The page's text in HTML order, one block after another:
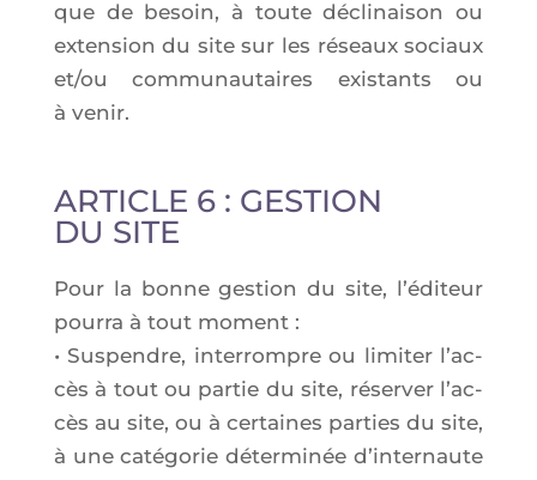
que de besoin, à toute décli­nai­son ou
exten­sion du site sur les réseaux sociaux
et/ou com­mu­nau­taires exis­tants ou
à venir.
ARTICLE 6 : GESTION
DU SITE
Pour la bonne ges­tion du site, l’é­di­teur
pour­ra à tout moment :
• Sus­pendre, inter­rompre ou limi­ter l’ac­
cès à tout ou par­tie du site, réser­ver l’ac­
cès au site, ou à cer­taines par­ties du site,
à une caté­go­rie déter­mi­née d’in­ter­naute